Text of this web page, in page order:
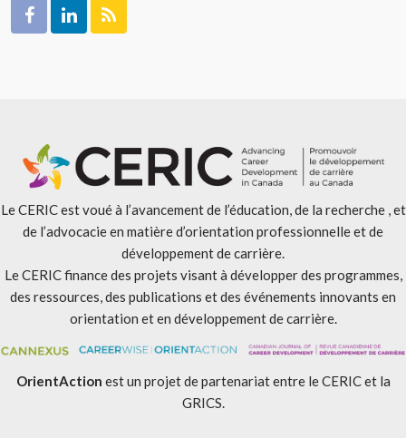
Le CERIC est voué à l’avancement de l’éducation, de la recherche , et
de l’advocacie en matière d’orientation professionnelle et de
développement de carrière.
Le CERIC finance des projets visant à développer des programmes,
des ressources, des publications et des événements innovants en
orientation et en développement de carrière.
OrientAction est un projet de partenariat entre le CERIC et la
GRICS.